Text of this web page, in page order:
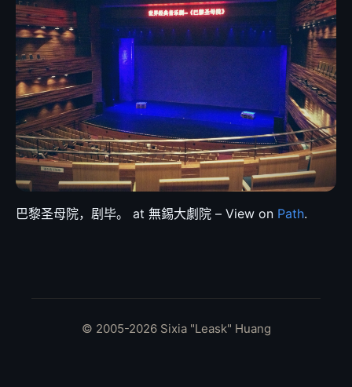
巴黎圣母院，剧毕。 at 無錫大劇院 – View on Path.
© 2005-2026 Sixia "Leask" Huang